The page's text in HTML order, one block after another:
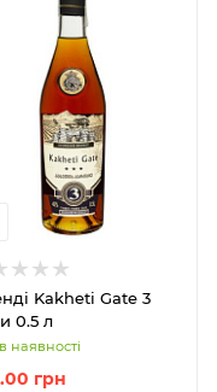
Kakheti Gate 3
0.5 л
наявності
грн